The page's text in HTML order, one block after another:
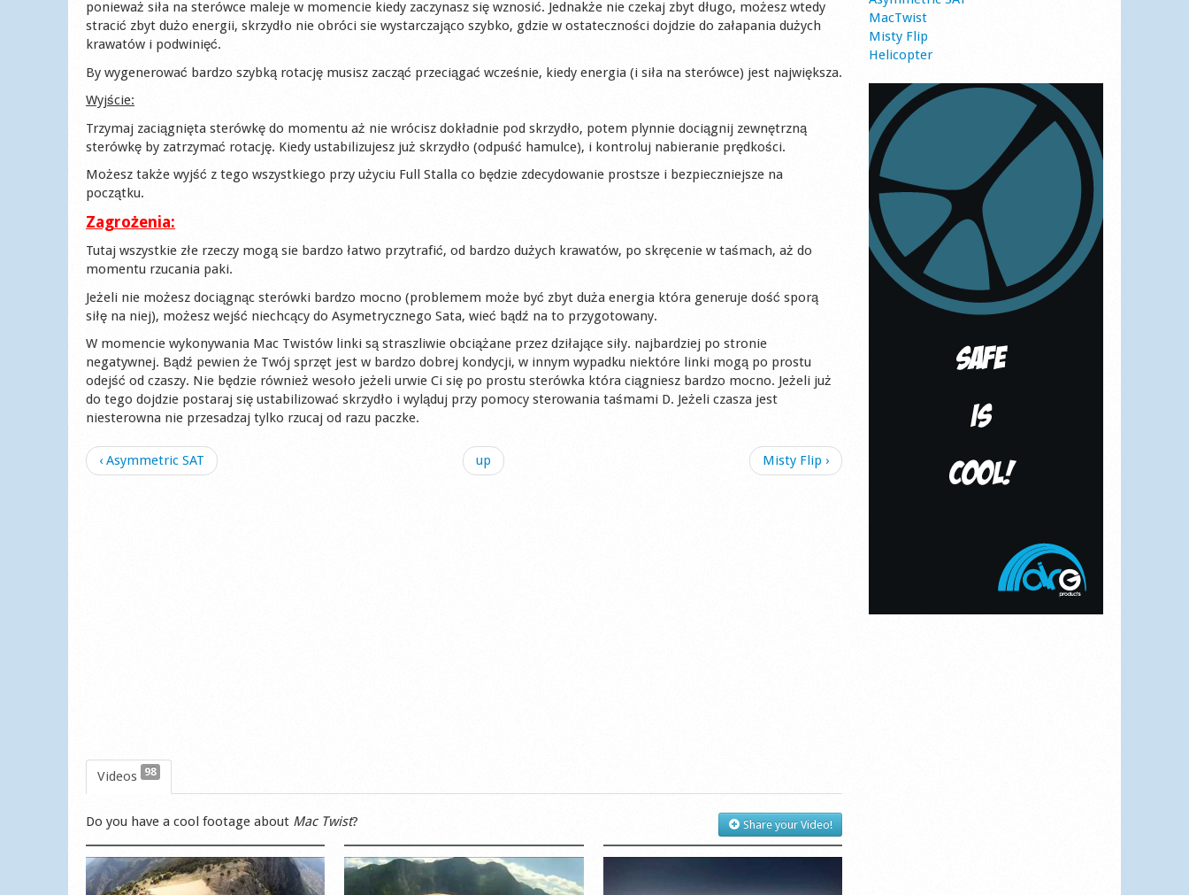
ponieważ siła na sterówce maleje w momencie kiedy zaczynasz się wznosić. Jednakże nie czekaj zbyt długo, możesz wtedy
stracić zbyt dużo energii, skrzydło nie obróci sie wystarczająco szybko, gdzie w ostateczności dojdzie do załapania dużych
krawatów i podwinięć.
By wygenerować bardzo szybką rotację musisz zacząć przeciągać wcześnie, kiedy energia (i siła na sterówce) jest największa.
Wyjście:
Trzymaj zaciągnięta sterówkę do momentu aż nie wrócisz dokładnie pod skrzydło, potem plynnie dociągnij zewnętrzną
sterówkę by zatrzymać rotację. Kiedy ustabilizujesz już skrzydło (odpuść hamulce), i kontroluj nabieranie prędkości.
Możesz także wyjść z tego wszystkiego przy użyciu Full Stalla co będzie zdecydowanie prostsze i bezpieczniejsze na
początku.
Zagrożenia:
Tutaj wszystkie złe rzeczy mogą sie bardzo łatwo przytrafić, od bardzo dużych krawatów, po skręcenie w taśmach, aż do
momentu rzucania paki.
Jeżeli nie możesz dociągnąc sterówki bardzo mocno (problemem może być zbyt duża energia która generuje dość sporą
siłę na niej), możesz wejść niechcący do Asymetrycznego Sata, wieć bądź na to przygotowany.
W momencie wykonywania Mac Twistów linki są straszliwie obciążane przez dziłające siły. najbardziej po stronie
negatywnej. Bądź pewien że Twój sprzęt jest w bardzo dobrej kondycji, w innym wypadku niektóre linki mogą po prostu
odejść od czaszy. Nie będzie również wesoło jeżeli urwie Ci się po prostu sterówka która ciągniesz bardzo mocno. Jeżeli już
do tego dojdzie postaraj się ustabilizować skrzydło i wyląduj przy pomocy sterowania taśmami D. Jeżeli czasza jest
niesterowna nie przesadzaj tylko rzucaj od razu paczke.
‹ Asymmetric SAT up Misty Flip ›
Videos 98
Share your Video!
Do you have a cool footage about Mac Twist?
MacTwist
Misty Flip
Helicopter